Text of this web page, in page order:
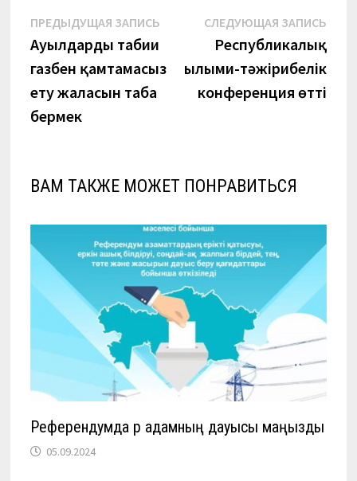
Навигация
по
записям
ПРЕДЫДУЩАЯ ЗАПИСЬПредыдущая
Ауылдарды табиғи
газбен қамтамасыз
ету жалғасын таба
бермек
СЛЕДУЮЩАЯ ЗАПИСЬ
Республикалық
ғылыми-тәжірибелік
конференция өтті
ВАМ ТАКЖЕ МОЖЕТ ПОНРАВИТЬСЯ
Референдумда әр адамның дауысы маңызды
05.09.2024